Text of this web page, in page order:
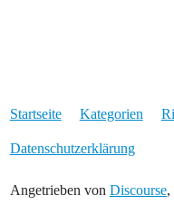
Startseite Kategorien
Datenschutzerklärung
Angetrieben von Discourse,